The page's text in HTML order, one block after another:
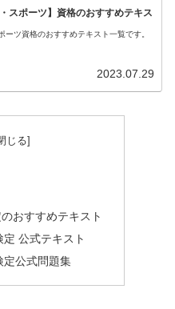
・スポーツ】資格のおすすめテキス
ーツ資格のおすすめテキスト一覧です。
2023.07.29
おすすめテキスト
公式テキスト
定公式問題集